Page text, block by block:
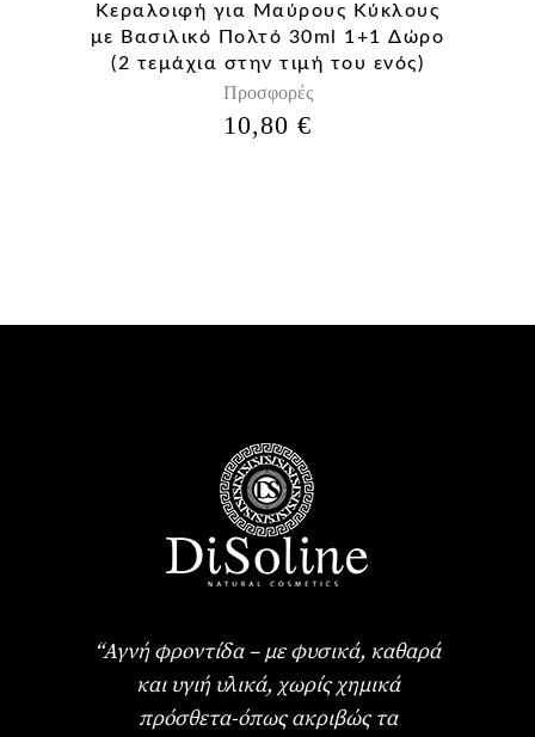
Κεραλοιφή για Μαύρους Κύκλους
με Βασιλικό Πολτό 30ml 1+1 Δώρο
(2 τεμάχια στην τιμή του ενός)
Προσφορές
10,80€
“Αγνή φροντίδα – με φυσικά, καθαρά
και υγιή υλικά, χωρίς χημικά
πρόσθετα-όπως ακριβώς τα